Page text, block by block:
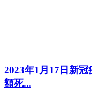
2023年1月17日新
額死...